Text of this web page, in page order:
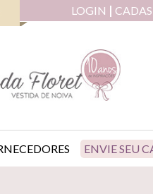
LOGIN
ENVIE SEU